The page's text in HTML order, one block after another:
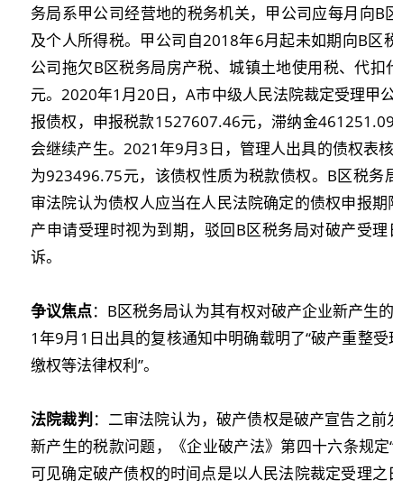
务局系甲公司经营地的税务机关，甲公司应每月向
及个人所得税。甲公司自2018年6月起未如期向B
公司拖欠B区税务局房产税、城镇土地使用税、代
元。2020年1月20日，A市中级人民法院裁定受理甲
报债权，申报税款1527607.46元，滞纳金
会继续产生。2021年9月3日，管理人出具的债权表
为923496.75元，该债权性质为税款债权。B区税
审法院认为债权人应当在人民法院确定的债权申报
产申请受理时视为到期，驳回B区税务局对破产受
诉。
争议焦点：B区税务局认为其有权对破产企业新产生
1年9月1日出具的复核通知中明确载明了“破产重整
缴权等法律权利”。
法院裁判 ：二审法院认为，破产债权是破产宣告之
新产生的税款问题，《企业破产法》第四十六条规定
可见确定破产债权的时间点是以人民法院裁定受理